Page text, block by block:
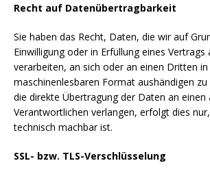
Recht auf Datenübertragbarkeit
Sie haben das Recht, Daten, die wir auf
Einwilligung oder in Erfüllung eines
verarbeiten, an sich oder an einen Dritten
maschinenlesbaren Format aushändigen zu
die direkte Übertragung der Daten an einen
Verantwortlichen verlangen, erfolgt dies
technisch machbar ist.
SSL- bzw. TLS-Verschlüsselung